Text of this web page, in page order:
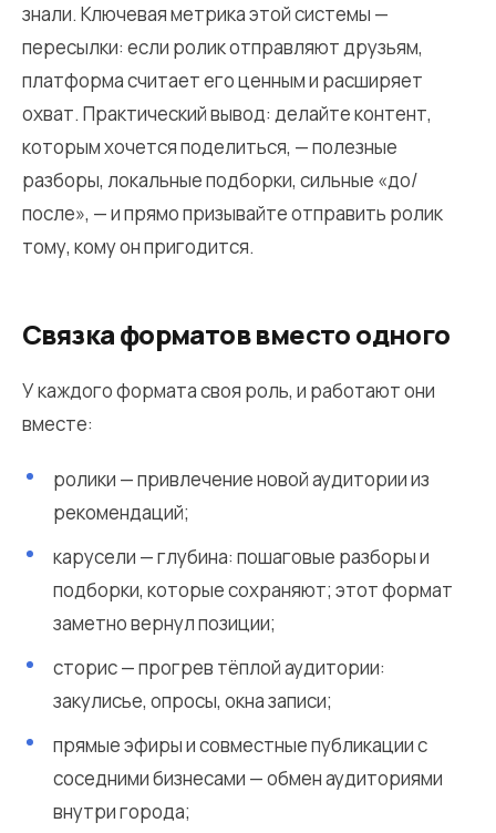
знали. Ключевая метрика этой системы —
пересылки: если ролик отправляют друзьям,
платформа считает его ценным и расширяет
охват. Практический вывод: делайте контент,
которым хочется поделиться, — полезные
разборы, локальные подборки, сильные «до/
после», — и прямо призывайте отправить ролик
тому, кому он пригодится.
Связка форматов вместо одного
У каждого формата своя роль, и работают они
вместе:
ролики — привлечение новой аудитории из
рекомендаций;
карусели — глубина: пошаговые разборы и
подборки, которые сохраняют; этот формат
заметно вернул позиции;
сторис — прогрев тёплой аудитории:
закулисье, опросы, окна записи;
прямые эфиры и совместные публикации с
соседними бизнесами — обмен аудиториями
внутри города;